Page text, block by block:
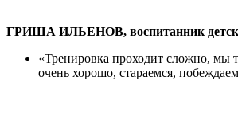
ГРИША ИЛЬЕНОВ, воспитанник
«Тренировка проходит сложно, мы
очень хорошо, стараемся,